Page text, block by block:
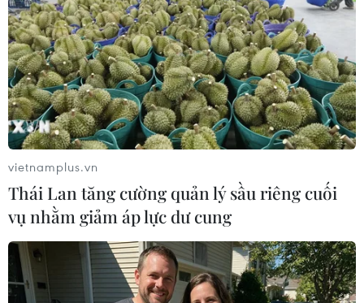
#Thủ tướng Thái Lan
#bỏ phiếu bất tín nhiệm
Thái Lan
vietnamplus.vn
Thái Lan tăng cường quản lý sầu riêng cuối
vụ nhằm giảm áp lực dư cung